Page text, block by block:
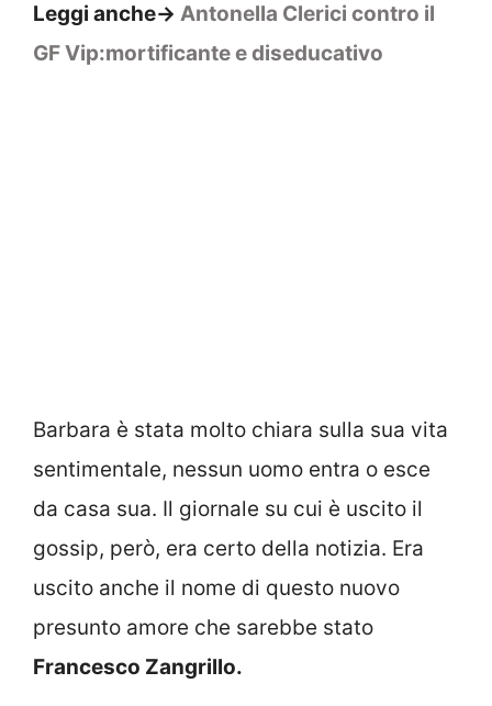
Leggi anche-> Antonella Clerici contro il
GF Vip:mortificante e diseducativo
Barbara è stata molto chiara sulla sua vita
sentimentale, nessun uomo entra o esce
da casa sua. Il giornale su cui è uscito il
gossip, però, era certo della notizia. Era
uscito anche il nome di questo nuovo
presunto amore che sarebbe stato
Francesco Zangrillo.